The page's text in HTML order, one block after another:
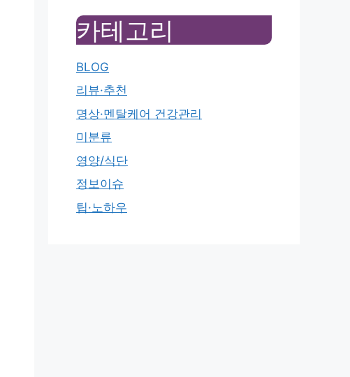
카테고리
BLOG
리뷰·추천
명상·멘탈케어 건강관리
미분류
영양/식단
정보이슈
팁·노하우